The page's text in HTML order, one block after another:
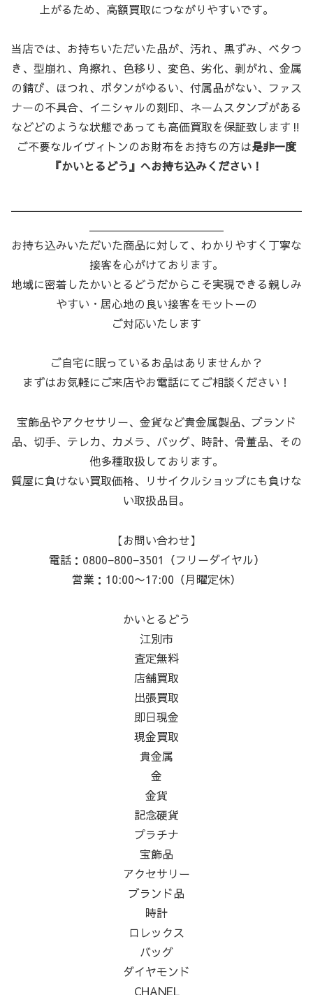
上がるため、高額買取につながりやすいです。
当店では、お持ちいただいた品が、汚れ、黒ずみ、ベタつ
き、型崩れ、角擦れ、色移り、変色、劣化、剥がれ、金属
の錆び、ほつれ、ボタンがゆるい、付属品がない、ファス
ナーの不具合、イニシャルの刻印、ネームスタンプがある
などどのような状態であっても高価買取を保証致します‼
ご不要なルイヴィトンのお財布をお持ちの方は是非一度
『かいとるどう』へお持ち込みください！
お持ち込みいただいた商品に対して、わかりやすく丁寧な
接客を心がけております。
地域に密着したかいとるどうだからこそ実現できる親しみ
やすい・居心地の良い接客をモットーの
ご対応いたします
ご自宅に眠っているお品はありませんか？
まずはお気軽にご来店やお電話にてご相談ください！
宝飾品やアクセサリー、金貨など貴金属製品、ブランド
品、切手、テレカ、カメラ、バッグ、時計、骨董品、その
他多種取扱しております。
質屋に負けない買取価格、リサイクルショップにも負けな
い取扱品目。
【お問い合わせ】
電話：0800−800−3501（フリーダイヤル）
営業：10:00〜17:00（月曜定休）
かいとるどう
江別市
査定無料
店舗買取
出張買取
即日現金
現金買取
貴金属
金
金貨
記念硬貨
プラチナ
宝飾品
アクセサリー
ブランド品
時計
ロレックス
バッグ
ダイヤモンド
CHANEL